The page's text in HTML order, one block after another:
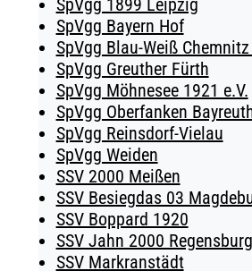
SpVgg 1899 Leipzig
SpVgg Bayern Hof
SpVgg Blau-Weiß
SpVgg Greuther Fürth
SpVgg Möhnesee 1921 e.V.
SpVgg Oberfanken
SpVgg Reinsdorf-Vielau
SpVgg Weiden
SSV 2000 Meißen
SSV Besiegdas 03
SSV Boppard 1920
SSV Jahn 2000
SSV Markranstädt